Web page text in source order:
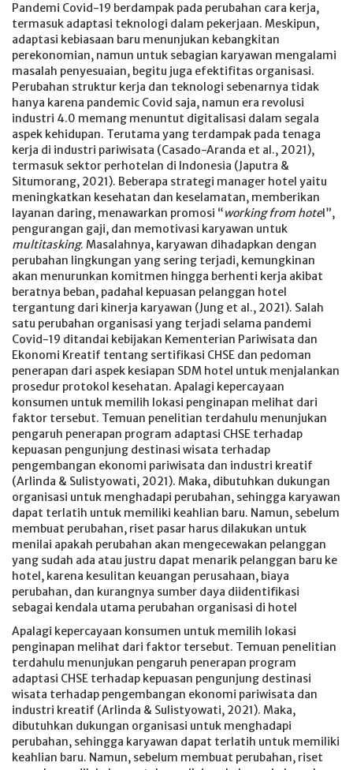
Pandemi Covid-19 berdampak pada perubahan cara kerja,
termasuk adaptasi teknologi dalam pekerjaan. Meskipun,
adaptasi kebiasaan baru menunjukan kebangkitan
perekonomian, namun untuk sebagian karyawan mengalami
masalah penyesuaian, begitu juga efektifitas organisasi.
Perubahan struktur kerja dan teknologi sebenarnya tidak
hanya karena pandemic Covid saja, namun era revolusi
industri 4.0 memang menuntut digitalisasi dalam segala
aspek kehidupan. Terutama yang terdampak pada tenaga
kerja di industri pariwisata (Casado-Aranda et al., 2021),
termasuk sektor perhotelan di Indonesia (Japutra &
Situmorang, 2021). Beberapa strategi manager hotel yaitu
meningkatkan kesehatan dan keselamatan, memberikan
layanan daring, menawarkan promosi “working from hotel”,
pengurangan gaji, dan memotivasi karyawan untuk
multitasking. Masalahnya, karyawan dihadapkan dengan
perubahan lingkungan yang sering terjadi, kemungkinan
akan menurunkan komitmen hingga berhenti kerja akibat
beratnya beban, padahal kepuasan pelanggan hotel
tergantung dari kinerja karyawan (Jung et al., 2021). Salah
satu perubahan organisasi yang terjadi selama pandemi
Covid-19 ditandai kebijakan Kementerian Pariwisata dan
Ekonomi Kreatif tentang sertifikasi CHSE dan pedoman
penerapan dari aspek kesiapan SDM hotel untuk menjalankan
prosedur protokol kesehatan. Apalagi kepercayaan
konsumen untuk memilih lokasi penginapan melihat dari
faktor tersebut. Temuan penelitian terdahulu menunjukan
pengaruh penerapan program adaptasi CHSE terhadap
kepuasan pengunjung destinasi wisata terhadap
pengembangan ekonomi pariwisata dan industri kreatif
(Arlinda & Sulistyowati, 2021). Maka, dibutuhkan dukungan
organisasi untuk menghadapi perubahan, sehingga karyawan
dapat terlatih untuk memiliki keahlian baru. Namun, sebelum
membuat perubahan, riset pasar harus dilakukan untuk
menilai apakah perubahan akan mengecewakan pelanggan
yang sudah ada atau justru dapat menarik pelanggan baru ke
hotel, karena kesulitan keuangan perusahaan, biaya
perubahan, dan kurangnya sumber daya diidentifikasi
sebagai kendala utama perubahan organisasi di hotel
Apalagi kepercayaan konsumen untuk memilih lokasi
penginapan melihat dari faktor tersebut. Temuan penelitian
terdahulu menunjukan pengaruh penerapan program
adaptasi CHSE terhadap kepuasan pengunjung destinasi
wisata terhadap pengembangan ekonomi pariwisata dan
industri kreatif (Arlinda & Sulistyowati, 2021). Maka,
dibutuhkan dukungan organisasi untuk menghadapi
perubahan, sehingga karyawan dapat terlatih untuk memiliki
keahlian baru. Namun, sebelum membuat perubahan, riset